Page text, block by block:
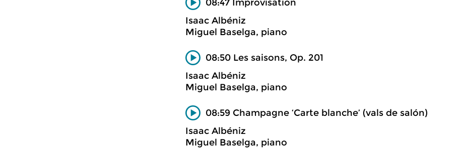
08:47 Improvisation
Isaac Albéniz
Miguel Baselga, piano
08:50 Les saisons, Op. 201
Isaac Albéniz
Miguel Baselga, piano
08:59 Champagne ‘Carte blanche’ (vals de salón)
Isaac Albéniz
Miguel Baselga, piano